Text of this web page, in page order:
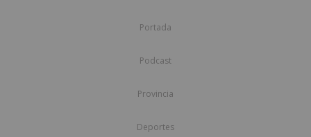
Portada
Podcast
Provincia
Deportes